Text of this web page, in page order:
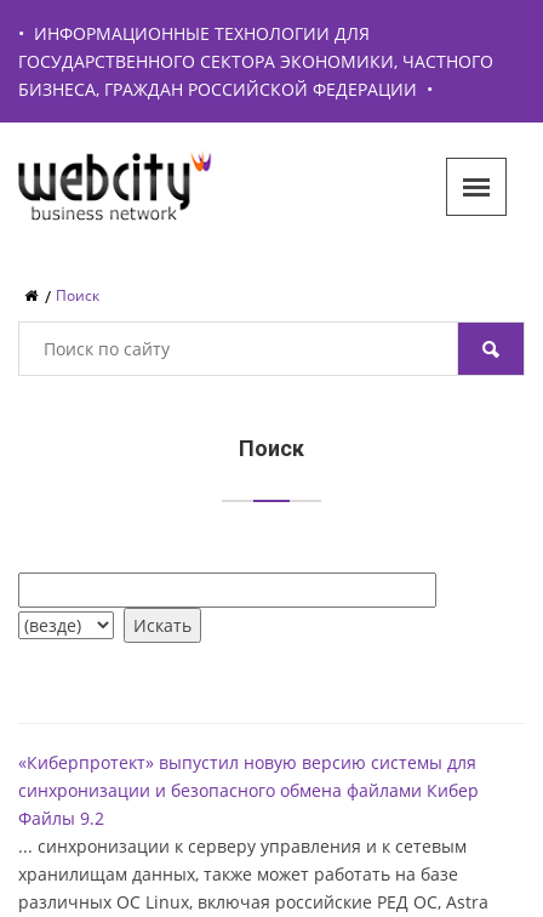
• ИНФОРМАЦИОННЫЕ ТЕХНОЛОГИИ ДЛЯ
ГОСУДАРСТВЕННОГО СЕКТОРА ЭКОНОМИКИ, ЧАСТНОГО
БИЗНЕСА, ГРАЖДАН РОССИЙСКОЙ ФЕДЕРАЦИИ •
Поиск
Поиск
«Киберпротект» выпустил новую версию системы для
синхронизации и безопасного обмена файлами Кибер
Файлы 9.2
... синхронизации к серверу управления и к сетевым
хранилищам данных, также может работать на базе
различных ОС Linux, включая российские РЕД ОС, Astra